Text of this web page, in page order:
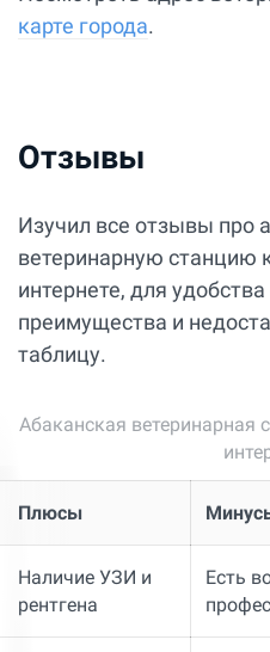
карте города.
Отзывы
Изучил все отзывы про
ветеринарную станцию
интернете, для
преимущества и
таблицу.
Абаканская ветеринарная
Плюсы
Наличие УЗИ и
рентгена
Есть